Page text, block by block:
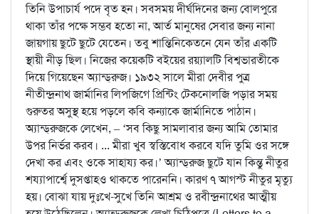
তিনি উপাচার্য পদে বৃত হন। সবসময় দীর্ঘদিনের জন্য বোলপুরে
থাকা তাঁর পক্ষে সম্ভব হতো না, আর্ত মানুষের সেবার জন্য নানা
জায়গায় ছুটে ছুটে যেতেন। তবু শান্তিনিকেতনে যেন তাঁর একটি
স্থায়ী নীড় ছিল। নিজের কয়েকটি বইয়ের রয়্যালটি বিশ্বভারতীকে
দিয়ে গিয়েছেন অ্যান্ড্‌রুজ। ১৯৩২ সালে মীরা দেবীর পুত্র
নীতীন্দ্রনাথ জার্মানির লিপজিগে প্রিন্টিং টেকনোলজি পড়ার সময়
গুরুতর অসুস্থ হয়ে পড়লে কবি কন্যাকে জার্মানিতে পাঠান।
অ্যান্ড্‌রুজকে লেখেন, – ‘সব কিছু সামলাবার জন্য আমি তোমার
উপর নির্ভর করব। ... মীরা খুব স্বস্তিবোধ করবে যদি তুমি ওর সঙ্গে
দেখা কর এবং ওকে সাহায্য কর।’ অ্যান্ড্‌রুজ ছুটে যান কিন্তু নীতুর
শয্যাপার্শ্বে দুসপ্তাহও থাকতে পারেননি। কারণ ৭ আগস্ট নীতুর মৃত্যু
হয়। বোঝা যায় দুঃখে-সুখে তিনি আশ্রম ও রবীন্দ্রনাথের আত্মীয়